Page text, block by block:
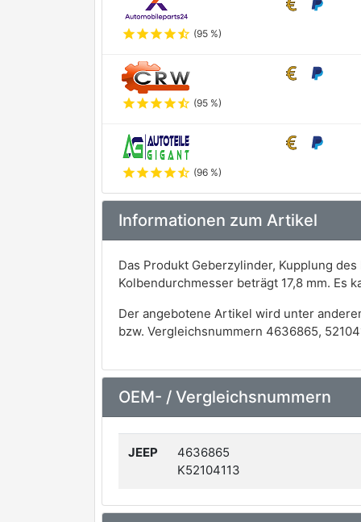
starstarstarstarstar_half (95 %)
starstarstarstarstar_half (95 %)
starstarstarstarstar_half (96 %)
Informationen zum Artikel
Das Produkt Geberzylinder, Kupplung
Kolbendurchmesser beträgt 17,8 mm. Es
Der angebotene Artikel wird unter
bzw. Vergleichsnummern 4636865,
OEM- / Vergleichsnummern
JEEP 4636865
K52104113